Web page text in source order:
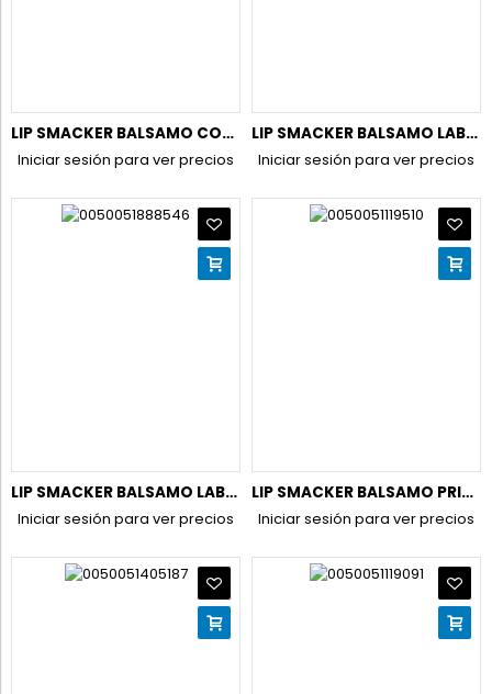
LIP SMACKER BALSAMO COCA COLA BOTELLA CLÁSICA
Iniciar sesión para ver precios
LIP SMACKER BALSAMO LABIAL SPIDERMAN MARVEL L-4
Iniciar sesión para ver precios
LIP SMACKER BALSAMO LABIAL UNICORN R-4
Iniciar sesión para ver precios
LIP SMACKER BALSAMO PRINCESA ARIEL CALYPSO BERRY R-6
Iniciar sesión para ver precios